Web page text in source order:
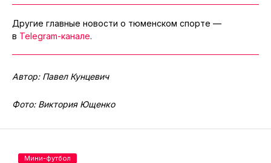
Другие главные новости о тюменском спорте —
в Telegram-канале.
Автор: Павел Кунцевич
Фото: Виктория Ющенко
Мини-футбол